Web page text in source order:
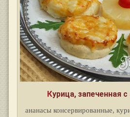
Курица, запеченная
ананасы консервированные,